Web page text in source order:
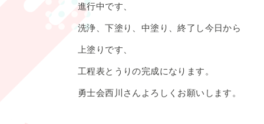
進行中です、
洗浄、下塗り、中塗り、終了し今日から
上塗りです、
工程表とうりの完成になります。
勇士会西川さんよろしくお願いします。